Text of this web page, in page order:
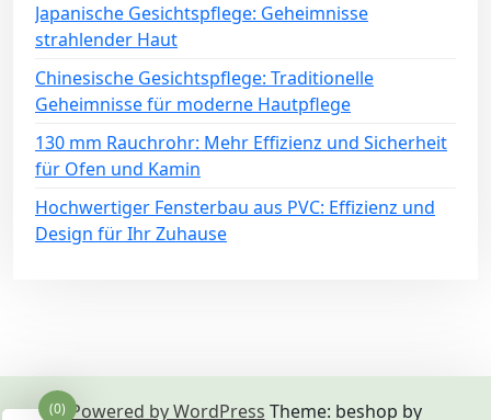
Japanische Gesichtspflege: Geheimnisse
strahlender Haut
Chinesische Gesichtspflege: Traditionelle
Geheimnisse für moderne Hautpflege
130 mm Rauchrohr: Mehr Effizienz und Sicherheit
für Ofen und Kamin
Hochwertiger Fensterbau aus PVC: Effizienz und
Design für Ihr Zuhause
Powered by WordPress Theme: beshop by
(0)